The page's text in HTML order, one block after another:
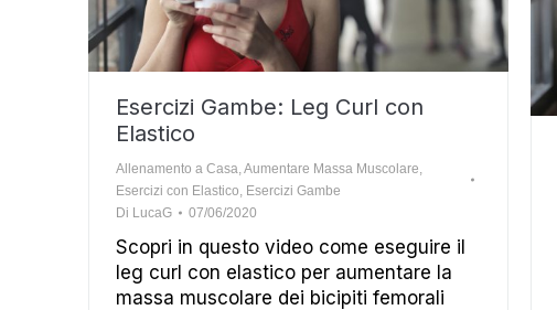
Esercizi Gambe: Leg Curl con
Elastico
Allenamento a Casa,Aumentare Massa Muscolare,
Esercizi con Elastico, Esercizi Gambe
Di LucaG 07/06/2020
Scopri in questo video come eseguire il
leg curl con elastico per aumentare la
massa muscolare dei bicipiti femorali